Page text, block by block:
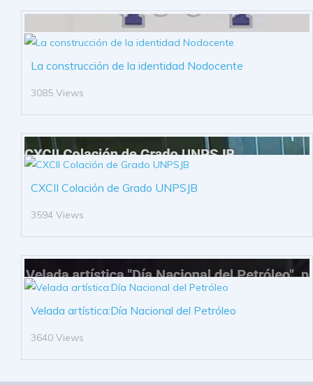
La construcción de la identidad Nodocente
3085 Views
CXCII Colación de Grado UNPSJB
3594 Views
Velada artística:Día Nacional del Petróleo
3640 Views